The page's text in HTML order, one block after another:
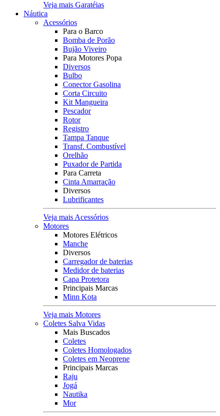
Veja mais Garatéias
Náutica
Acessórios
Para o Barco
Bomba de Porão
Bujão Viveiro
Para Motores Popa
Diversos
Bulbo
Conector Gasolina
Corta Circuito
Kit Mangueira
Pescador
Rotor
Registro
Tampa Tanque
Transf. Combustível
Orelhão
Puxador de Partida
Para Carreta
Cinta Amarração
Diversos
Lubrificantes
Veja mais Acessórios
Motores
Motores Elétricos
Manche
Diversos
Carregador de baterias
Medidor de baterias
Capa Protetora
Principais Marcas
Minn Kota
Veja mais Motores
Coletes Salva Vidas
Mais Buscados
Coletes
Coletes Homologados
Coletes em Neoprene
Principais Marcas
Raju
Jogá
Nautika
Mor